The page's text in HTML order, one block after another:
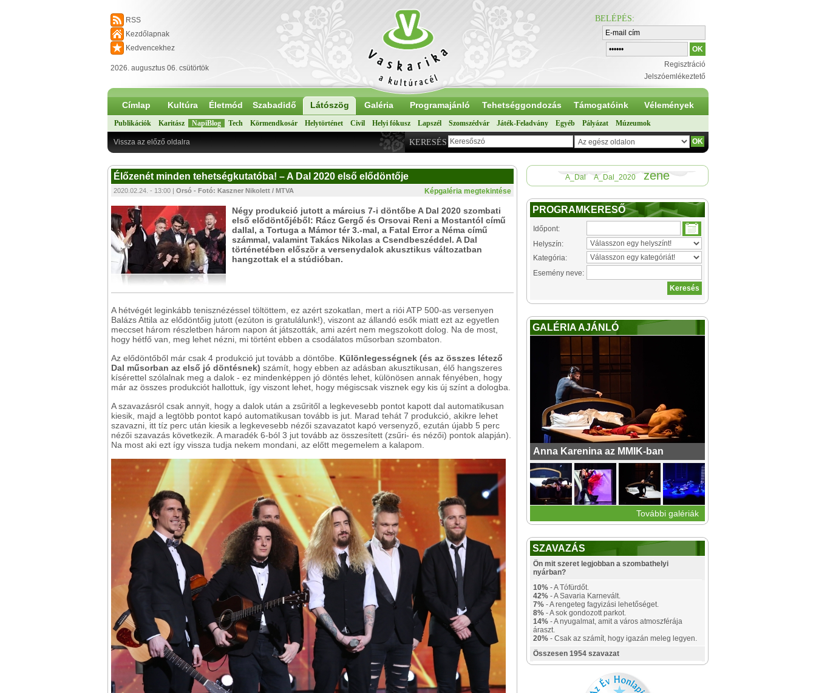
RSS
Kezdőlapnak
Kedvencekhez
2026. augusztus 06. csütörtök
BELÉPÉS:
Regisztráció
Jelszóemlékeztető
Címlap Kultúra Életmód Szabadidő Látószög Galéria Programajánló Tehetséggondozás Támogatóink Vélemények
Publikációk Karitász NapiBlog Tech Körmendkosár Helytörténet Civil Helyi fókusz Lapszél Szomszédvár Játék-Feladvány Egyéb Pályázat Múzeumok
KERESÉS
Vissza az előző oldalra
Élőzenét minden tehetségkutatóba! – A Dal 2020 első elődöntője
Képgaléria megtekintése
2020.02.24. - 13:00 | Orsó - Fotó: Kaszner Nikolett / MTVA
Négy produkció jutott a március 7-i döntőbe A Dal 2020 szombati
első elődöntőjéből: Rácz Gergő és Orsovai Reni a Mostantól című
dallal, a Tortuga a Mámor tér 3.-mal, a Fatal Error a Néma című
számmal, valamint Takács Nikolas a Csendbeszéddel. A Dal
történetében először a versenydalok akusztikus változatban
hangzottak el a stúdióban.
A hétvégét leginkább tenisznézéssel töltöttem, ez azért szokatlan, mert a riói ATP 500-as versenyen
Balázs Attila az elődöntőig jutott (ezúton is gratulálunk!), viszont az állandó esők miatt ezt az egyetlen
meccset három részletben három napon át játszották, ami azért nem megszokott dolog. Na de most,
hogy hétfő van, meg lehet nézni, mi történt ebben a csodálatos műsorban szombaton.
Az elődöntőből már csak 4 produkció jut tovább a döntőbe. Különlegességnek (és az összes létező
Dal műsorban az első jó döntésnek) számít, hogy ebben az adásban akusztikusan, élő hangszeres
kísérettel szólalnak meg a dalok - ez mindenképpen jó döntés lehet, különösen annak fényében, hogy
már az összes produkciót hallottuk, így viszont lehet, hogy mégiscsak visznek egy kis új színt a dologba.
A szavazásról csak annyit, hogy a dalok után a zsűritől a legkevesebb pontot kapott dal automatikusan
kiesik, majd a legtöbb pontot kapó automatikusan tovább is jut. Marad tehát 7 produkció, akikre lehet
szavazni, itt tíz perc után kiesik a legkevesebb nézői szavazatot kapó versenyző, ezután újabb 5 perc
nézői szavazás következik. A maradék 6-ból 3 jut tovább az összesített (zsűri- és nézői) pontok alapján).
Na most aki ezt így vissza tudja nekem mondani, az előtt megemelem a kalapom.
A_Dal A_Dal_2020 zene
PROGRAMKERESŐ
Időpont:
Helyszín:
Kategória:
Esemény neve:
GALÉRIA AJÁNLÓ
Anna Karenina az MMIK-ban
További galériák
SZAVAZÁS
Ön mit szeret legjobban a szombathelyi
nyárban?
10% - A Tófürdőt.
42% - A Savaria Karnevált.
7% - A rengeteg fagyizási lehetőséget.
8% - A sok gondozott parkot.
14% - A nyugalmat, amit a város atmoszférája
áraszt.
20% - Csak az számít, hogy igazán meleg legyen.
Összesen 1954 szavazat